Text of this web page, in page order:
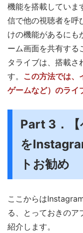
機能を搭載していま
信で他の視聴者を呼
けの機能があるにも
ーム画面を共有する
タライブは、搭載さ
す。 この方法では、
ゲームなど）のライ
Part 3．【
を
トお勧め
ここからは
る、とっておきの
紹介します。